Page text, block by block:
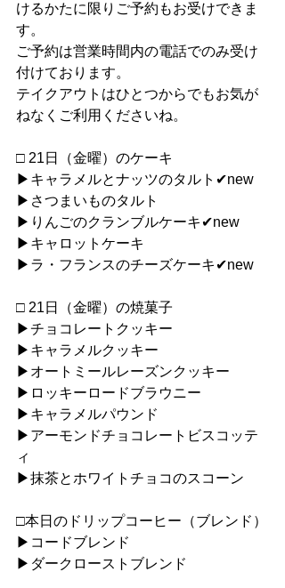
けるかたに限りご予約もお受けできま
す。
ご予約は営業時間内の電話でのみ受け
付けております。
テイクアウトはひとつからでもお気が
ねなくご利用くださいね。
□ 21日（金曜）のケーキ
▶︎キャラメルとナッツのタルト✔︎new
▶︎さつまいものタルト
▶︎りんごのクランブルケーキ✔︎new
▶︎キャロットケーキ
▶︎ラ・フランスのチーズケーキ✔︎new
□ 21日（金曜）の焼菓子
▶︎チョコレートクッキー
▶︎キャラメルクッキー
▶︎オートミールレーズンクッキー
▶︎ロッキーロードブラウニー
▶︎キャラメルパウンド
▶︎アーモンドチョコレートビスコッテ
ィ
▶︎抹茶とホワイトチョコのスコーン
□本日のドリップコーヒー（ブレンド）
▶︎コードブレンド
▶︎ダークローストブレンド